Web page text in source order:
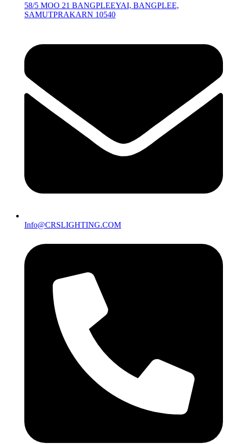
58/5 MOO 21 BANGPLEEYAI, BANGPLEE,
SAMUTPRAKARN 10540
Info@CRSLIGHTING.COM